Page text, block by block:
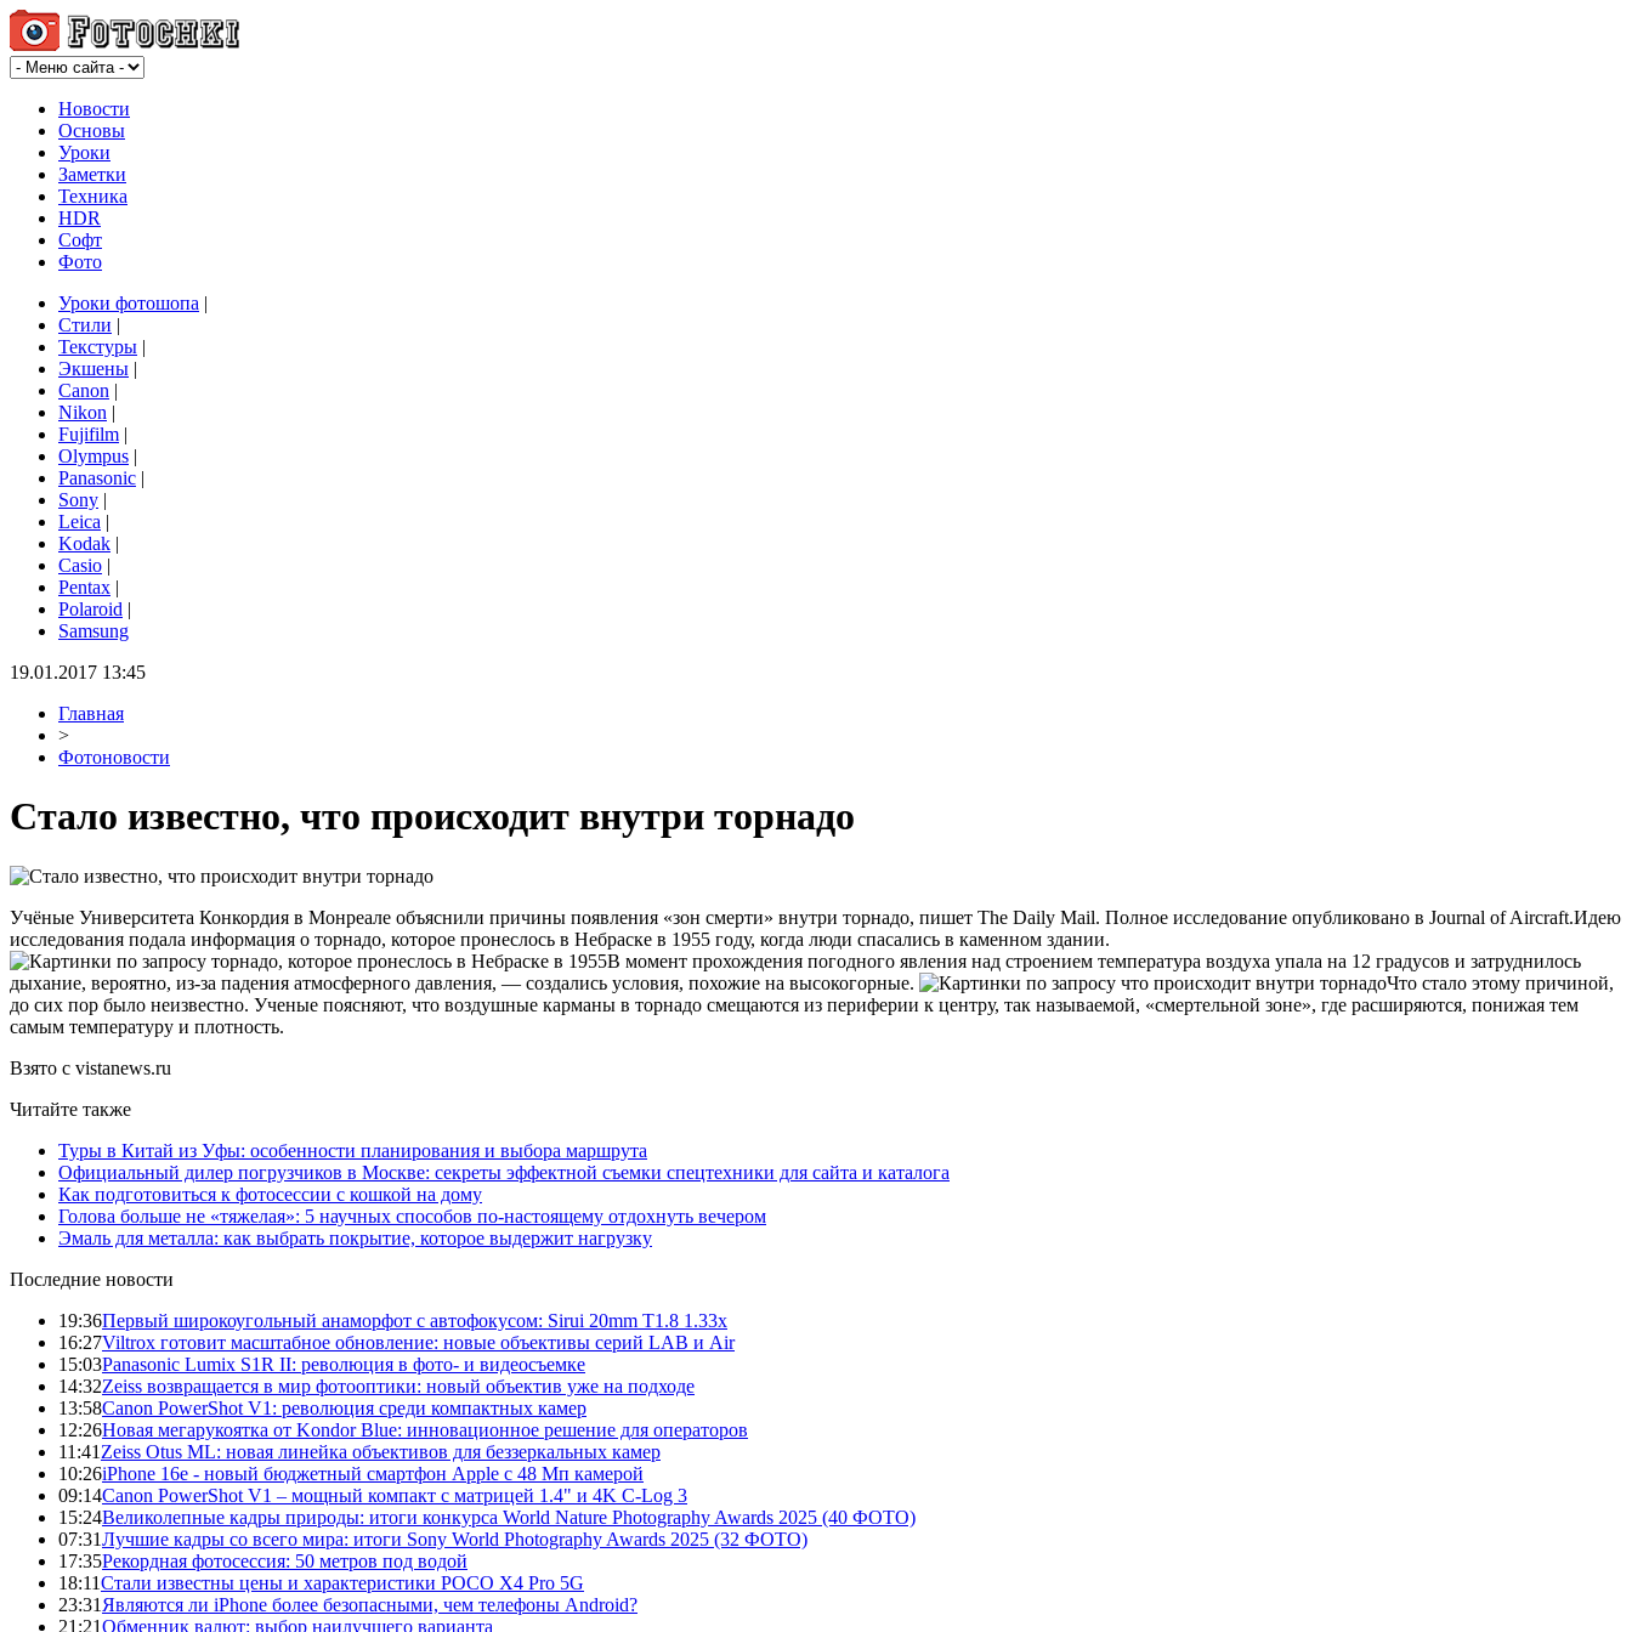
Новости
Основы
Уроки
Заметки
Техника
HDR
Софт
Фото
Уроки фотошопа |
Стили |
Текстуры |
Экшены |
Canon |
Nikon |
Fujifilm |
Olympus |
Panasonic |
Sony |
Leica |
Kodak |
Casio |
Pentax |
Polaroid |
Samsung
19.01.2017 13:45
Главная
>
Фотоновости
Стало известно, что происходит внутри торнадо
Учёные Университета Конкордия в Монреале объяснили причины появления «зон смерти» внутри торнадо, пишет The Daily Mail. Полное исследование опубликовано в Journal of Aircraft.Идею
исследования подала информация о торнадо, которое пронеслось в Небраске в 1955 году, когда люди спасались в каменном здании.
В момент прохождения погодного явления над строением температура воздуха упала на 12 градусов и затруднилось
дыхание, вероятно, из-за падения атмосферного давления, — создались условия, похожие на высокогорные.
Что стало этому причиной,
до сих пор было неизвестно. Ученые поясняют, что воздушные карманы в торнадо смещаются из периферии к центру, так называемой, «смертельной зоне», где расширяются, понижая тем
самым температуру и плотность.
Взято с vistanews.ru
Читайте также
Туры в Китай из Уфы: особенности планирования и выбора маршрута
Официальный дилер погрузчиков в Москве: секреты эффектной съемки спецтехники для сайта и каталога
Как подготовиться к фотосессии с кошкой на дому
Голова больше не «тяжелая»: 5 научных способов по-настоящему отдохнуть вечером
Эмаль для металла: как выбрать покрытие, которое выдержит нагрузку
Последние новости
19:36Первый широкоугольный анаморфот с автофокусом: Sirui 20mm T1.8 1.33x
16:27Viltrox готовит масштабное обновление: новые объективы серий LAB и Air
15:03Panasonic Lumix S1R II: революция в фото- и видеосъемке
14:32Zeiss возвращается в мир фотооптики: новый объектив уже на подходе
13:58Canon PowerShot V1: революция среди компактных камер
12:26Новая мегарукоятка от Kondor Blue: инновационное решение для операторов
11:41 Zeiss Otus ML: новая линейка объективов для беззеркальных камер
10:26iPhone 16e - новый бюджетный смартфон Apple с 48 Мп камерой
09:14Canon PowerShot V1 – мощный компакт с матрицей 1.4" и 4K C-Log 3
15:24Великолепные кадры природы: итоги конкурса World Nature Photography Awards 2025 (40 ФОТО)
07:31Лучшие кадры со всего мира: итоги Sony World Photography Awards 2025 (32 ФОТО)
17:35Рекордная фотосессия: 50 метров под водой
18:11Стали известны цены и характеристики POCO X4 Pro 5G
23:31 Являются ли iPhone более безопасными, чем телефоны Android?
21:21Обменник валют: выбор наилучшего варианта